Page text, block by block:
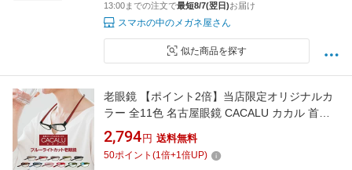
13:00までの注文で最短8/7(翌日)お届け
スマホの中のメガネ屋さん
似た商品を探す
老眼鏡 【ポイント2倍】当店限定オリジナルカ
ラー 全11色 名古屋眼鏡 CACALU カカル 首掛
け 老眼鏡に見えないメガネ 当店オリジナルカ
ラー おしゃれ 男性用 女性用 老眼鏡 レディース
送料無料
2,794 円 送料無料
50ポイント (1倍+1倍UP)